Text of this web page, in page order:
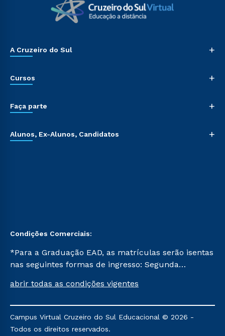
A Cruzeiro do Sul +
Cursos +
Faça parte +
Alunos, Ex-Alunos, Candidatos +
Condições Comerciais:
*Para a Graduação EAD, as matrículas serão isentas
nas seguintes formas de ingresso: Segunda
Já para as demais, a taxa de matrícula será de R$
mencionadas são referentes aos cursos: Ensino
Religioso, Geografia para a Docência e Metodologia
abrir todas as condições vigentes
Campus Virtual Cruzeiro do Sul Educacional © 2026 -
Todos os direitos reservados.